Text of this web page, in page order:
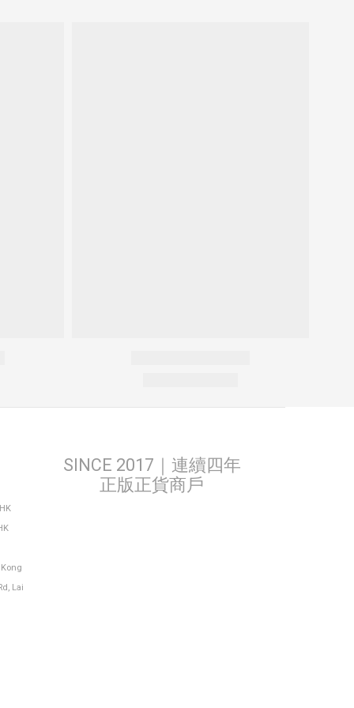
Lai
SINCE 2017｜連續四年
正版正貨商戶